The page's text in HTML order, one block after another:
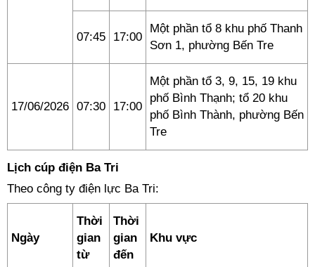
07:45 17:00
Một phần tổ 8 khu phố Thanh
Sơn 1, phường Bến Tre
17/06/2026 07:30 17:00
Một phần tổ 3, 9, 15, 19 khu
phố Bình Thạnh; tổ 20 khu
phố Bình Thành, phường Bến
Tre
Lịch cúp điện Ba Tri
Theo công ty điện lực Ba Tri:
Ngày
Thời
gian
từ
Thời
gian
đến
Khu vực